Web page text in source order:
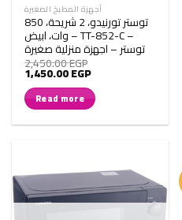
أجهزة المطبخ الصغيرة
توستر تورنيدو، 2 شريحة، 850
وات، ابيض – TT-852-C –
توستر – اجهزة منزلية صغيرة
2,450.00EGP
Original
price
was:
2,450.00 EGP.
1,450.00EGPCurrent
is:
1,450.00 EGP.
Read more